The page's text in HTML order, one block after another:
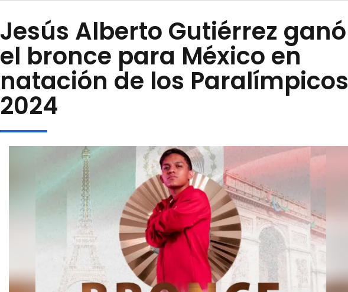
Jesús Alberto Gutiérrez ganó
el bronce para México en
natación de los Paralímpicos
2024